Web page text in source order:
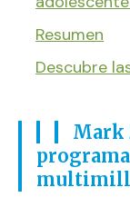
Resumen
Descubre
Mark